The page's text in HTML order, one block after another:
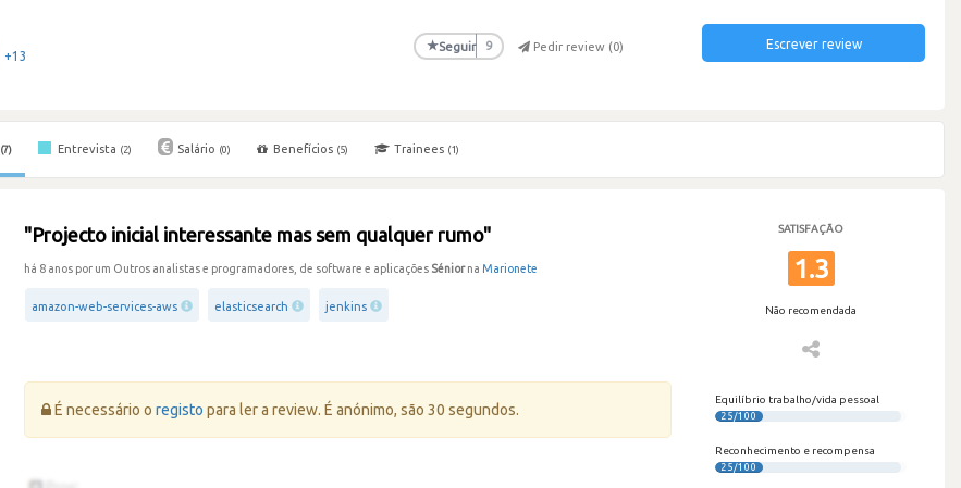
+13
★Seguir 9 Pedir review (0) Escrever review
(7) Entrevista (2) Salário (0) Benefícios (5) Trainees (1)
"Projecto inicial interessante mas sem qualquer rumo"
há 8 anos por um Outros analistas e programadores, de software e aplicações Séniorna Marionete
amazon-web-services-aws elasticsearch jenkins
SATISFAÇÃO
1.3
Não recomendada
Erro:
É necessário oregisto para ler a review. É anónimo, são 30 segundos.
Equilíbrio trabalho/vida pessoal
25/100
Reconhecimento e recompensa
25/100